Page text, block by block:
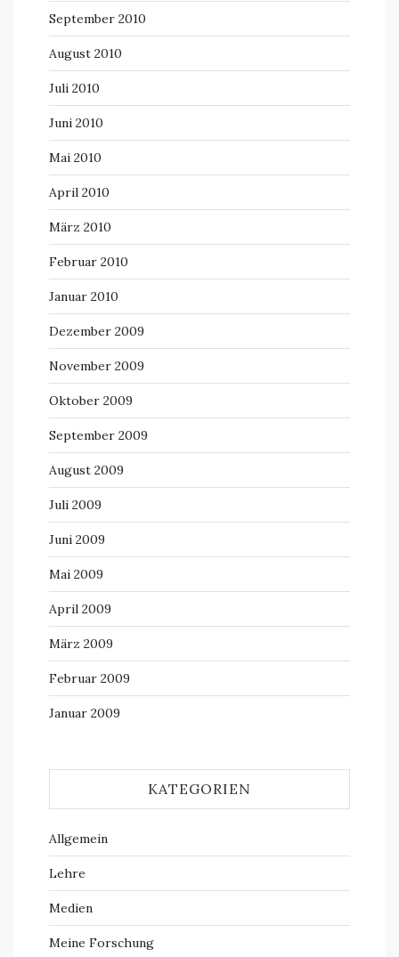
September 2010
August 2010
Juli 2010
Juni 2010
Mai 2010
April 2010
März 2010
Februar 2010
Januar 2010
Dezember 2009
November 2009
Oktober 2009
September 2009
August 2009
Juli 2009
Juni 2009
Mai 2009
April 2009
März 2009
Februar 2009
Januar 2009
KATEGORIEN
Allgemein
Lehre
Medien
Meine Forschung